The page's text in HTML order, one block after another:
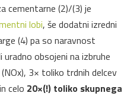
cementarne (2)/(3) je
lobi, še dodatni izredni
(4) pa so naravnost
obsojeni na izbruhe
3× toliko trdnih delcev
celo 20×(!) toliko skupnega